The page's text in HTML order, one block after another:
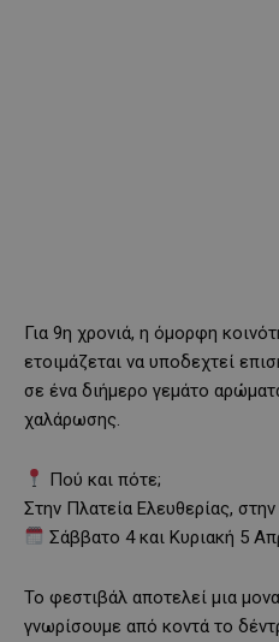
Για 9η χρονιά, η όμορφη
ετοιμάζεται να υποδεχτεί
σε ένα διήμερο γεμάτο
χαλάρωσης.
Πού και πότε;
Στην Πλατεία Ελευθερίας,
Σάββατο 4 και Κυριακή 5
Το φεστιβάλ αποτελεί μια
γνωρίσουμε από κοντά το